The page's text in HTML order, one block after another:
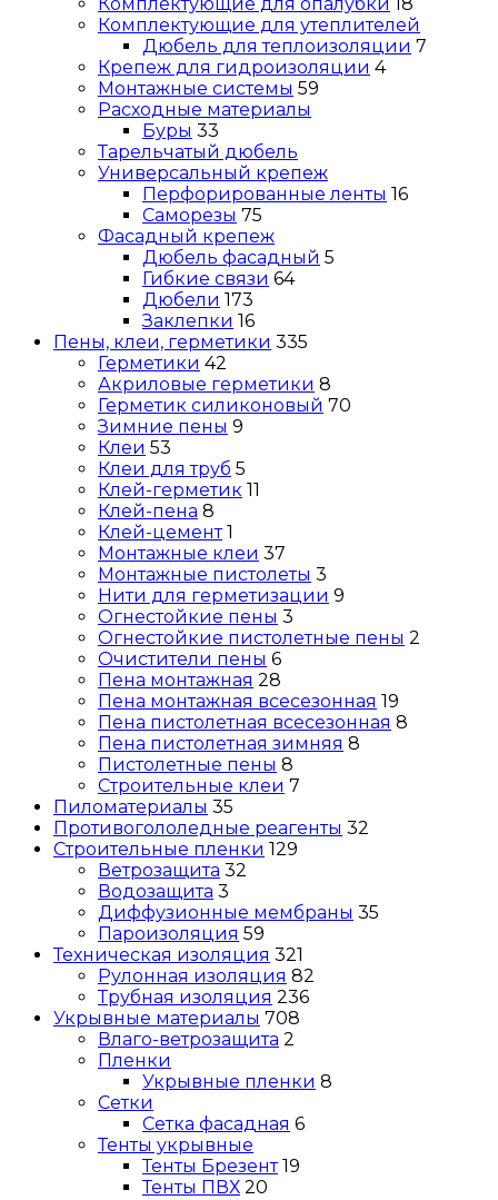
Комплектующие для утеплителей
Дюбель для теплоизоляции 7
Крепеж для гидроизоляции 4
Монтажные системы 59
Расходные материалы
Буры 33
Тарельчатый дюбель
Универсальный крепеж
Перфорированные ленты 16
Саморезы 75
Фасадный крепеж
Дюбель фасадный 5
Гибкие связи 64
Дюбели 173
Заклепки 16
Пены, клеи, герметики 335
Герметики 42
Акриловые герметики 8
Герметик силиконовый 70
Зимние пены 9
Клеи 53
Клеи для труб 5
Клей-герметик 11
Клей-пена 8
Клей-цемент 1
Монтажные клеи 37
Монтажные пистолеты 3
Нити для герметизации 9
Огнестойкие пены 3
Огнестойкие пистолетные пены 2
Очистители пены 6
Пена монтажная 28
Пена монтажная всесезонная 19
Пена пистолетная всесезонная 8
Пена пистолетная зимняя 8
Пистолетные пены 8
Строительные клеи 7
Пиломатериалы 35
Противогололедные реагенты 32
Строительные пленки 129
Ветрозащита 32
Водозащита 3
Диффузионные мембраны 35
Пароизоляция 59
Техническая изоляция 321
Рулонная изоляция 82
Трубная изоляция 236
Укрывные материалы 708
Влаго-ветрозащита 2
Пленки
Укрывные пленки 8
Сетки
Сетка фасадная 6
Тенты укрывные
Тенты Брезент 19
Тенты ПВХ 20